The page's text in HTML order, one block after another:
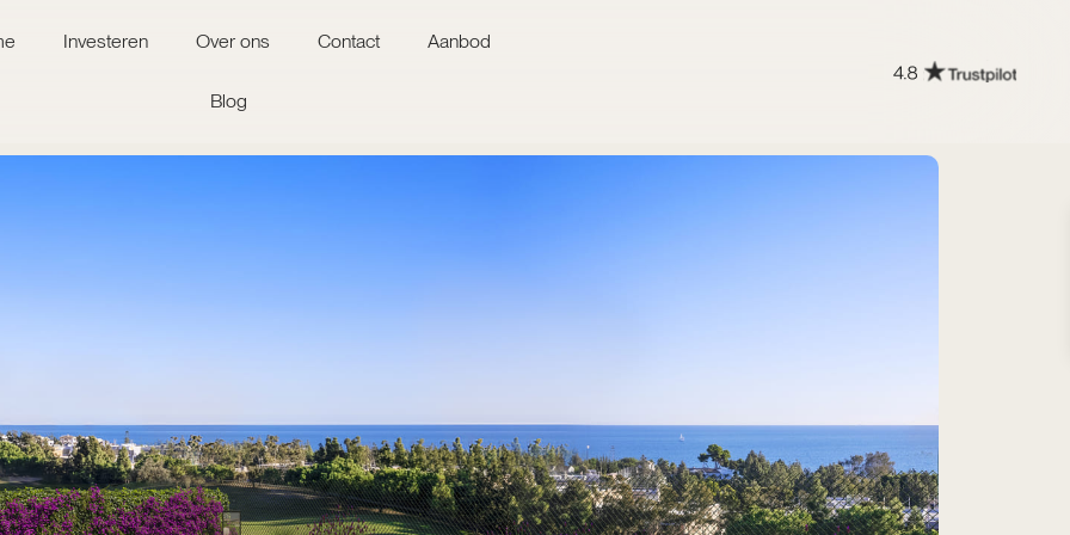
Investeren Over ons Contact Aanbod
Blog